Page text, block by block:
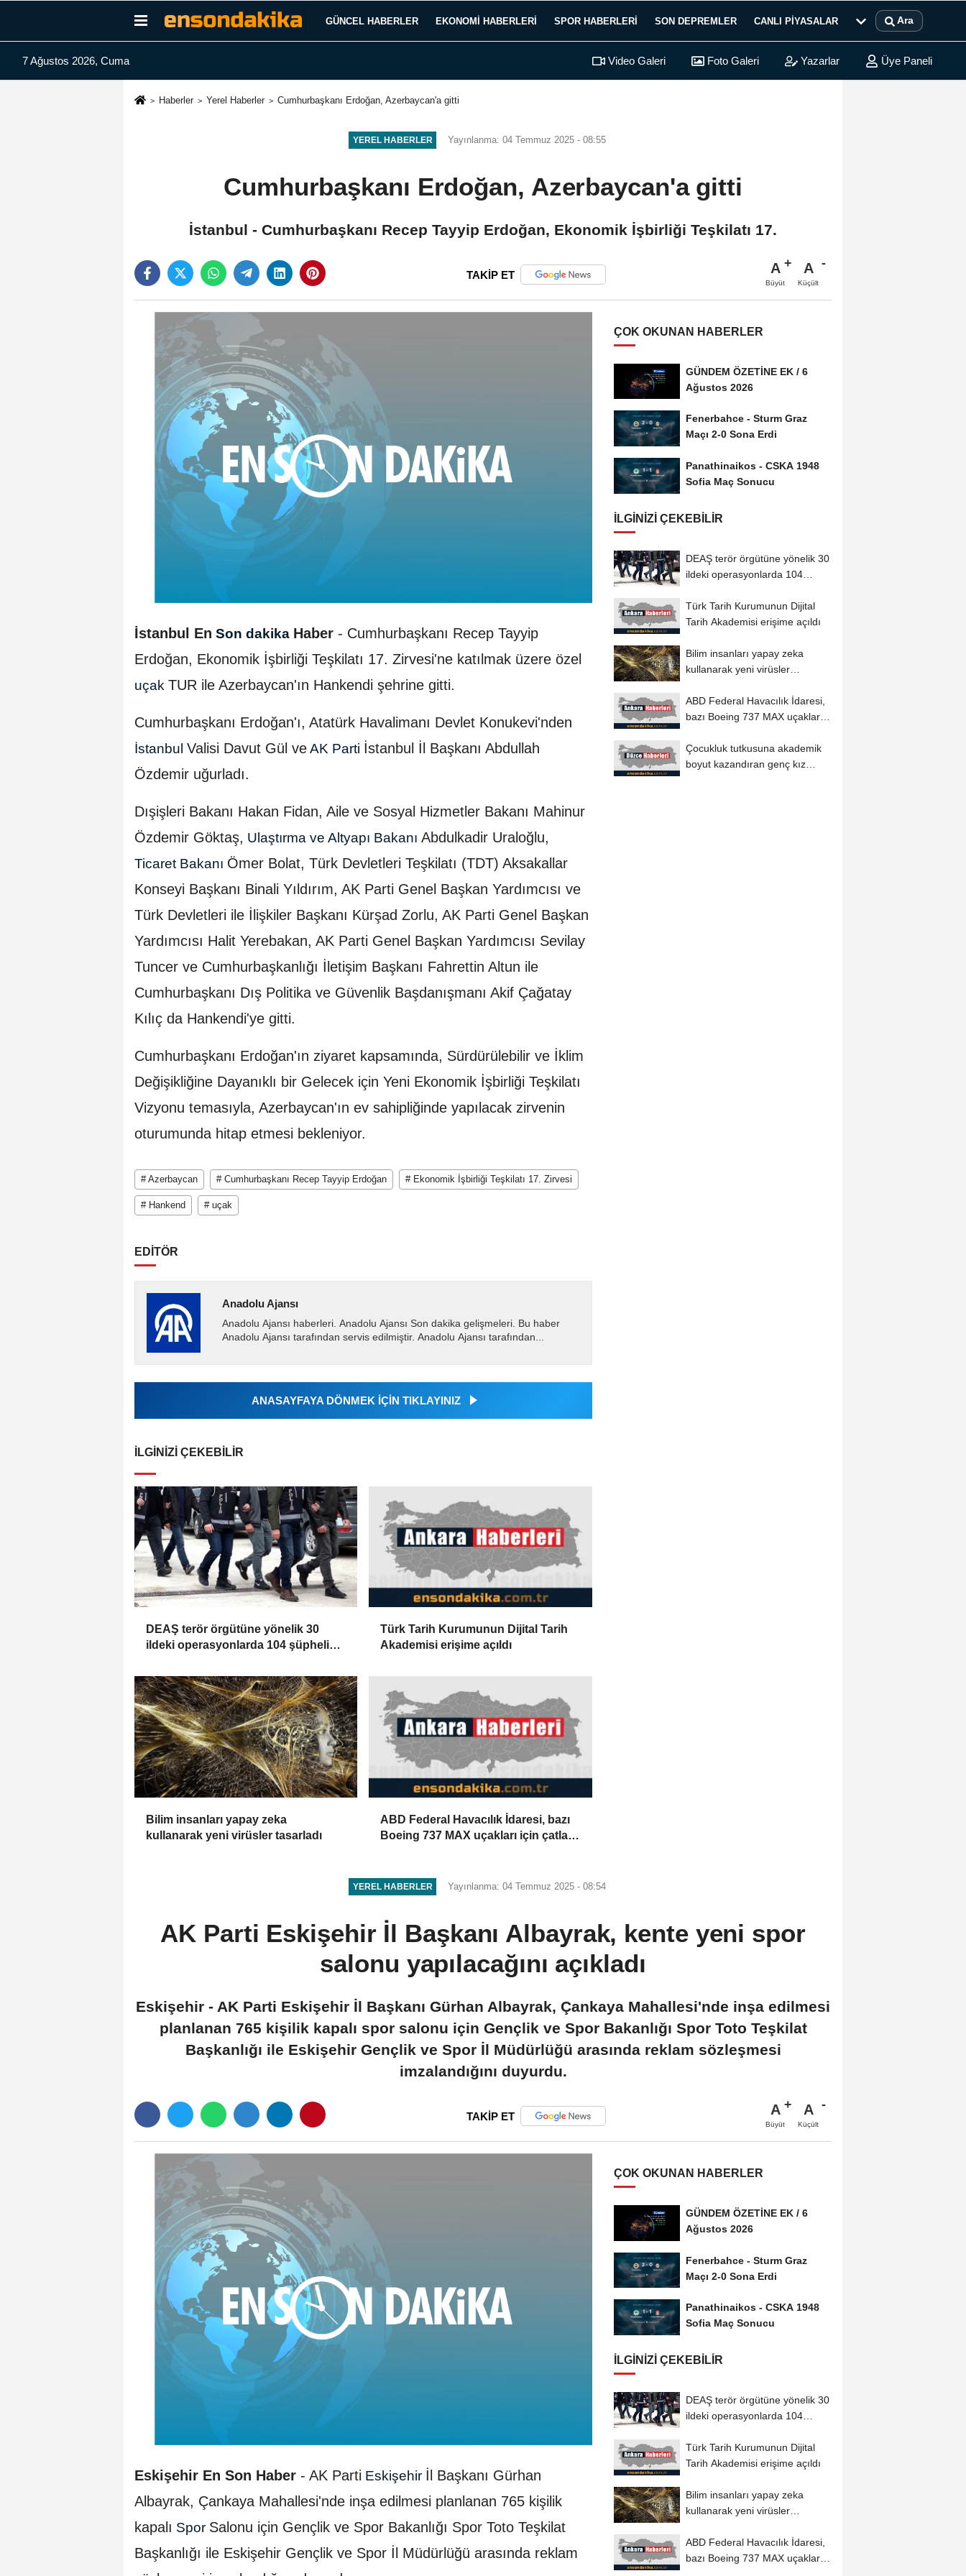
GÜNCEL HABERLER EKONOMI HABERLERI SPOR HABERLERI SON DEPREMLER CANLI PIYASALAR Ara
7 Ağustos 2026, Cuma Video Galeri Foto Galeri Yazarlar Üye Paneli
Haberler Yerel Haberler Cumhurbaşkanı Erdoğan, Azerbaycan'a gitti
YEREL HABERLER Yayınlanma: 04 Temmuz 2025 - 08:55
Cumhurbaşkanı Erdoğan, Azerbaycan'a gitti
İstanbul - Cumhurbaşkanı Recep Tayyip Erdoğan, Ekonomik İşbirliği Teşkilatı 17.
TAKİP ET A
Büyüt
A
Küçült
İstanbul En Son dakika Haber - Cumhurbaşkanı Recep Tayyip
Erdoğan, Ekonomik İşbirliği Teşkilatı 17. Zirvesi'ne katılmak üzere özel
uçak TUR ile Azerbaycan'ın Hankendi şehrine gitti.
Cumhurbaşkanı Erdoğan'ı, Atatürk Havalimanı Devlet Konukevi'nden
İstanbul Valisi Davut Gül veAK Parti İstanbul İl Başkanı Abdullah
Özdemir uğurladı.
Dışişleri Bakanı Hakan Fidan, Aile ve Sosyal Hizmetler Bakanı Mahinur
Özdemir Göktaş, Ulaştırma ve Altyapı Bakanı Abdulkadir Uraloğlu,
Ticaret Bakanı Ömer Bolat, Türk Devletleri Teşkilatı (TDT) Aksakallar
Konseyi Başkanı Binali Yıldırım, AK Parti Genel Başkan Yardımcısı ve
Türk Devletleri ile İlişkiler Başkanı Kürşad Zorlu, AK Parti Genel Başkan
Yardımcısı Halit Yerebakan, AK Parti Genel Başkan Yardımcısı Sevilay
Tuncer ve Cumhurbaşkanlığı İletişim Başkanı Fahrettin Altun ile
Cumhurbaşkanı Dış Politika ve Güvenlik Başdanışmanı Akif Çağatay
Kılıç da Hankendi'ye gitti.
Cumhurbaşkanı Erdoğan'ın ziyaret kapsamında, Sürdürülebilir ve İklim
Değişikliğine Dayanıklı bir Gelecek için Yeni Ekonomik İşbirliği Teşkilatı
Vizyonu temasıyla, Azerbaycan'ın ev sahipliğinde yapılacak zirvenin
oturumunda hitap etmesi bekleniyor.
# Azerbaycan # Cumhurbaşkanı Recep Tayyip Erdoğan # Ekonomik İşbirliği Teşkilatı 17. Zirvesi
# Hankend # uçak
EDİTÖR
Anadolu Ajansı
Anadolu Ajansı haberleri. Anadolu Ajansı Son dakika gelişmeleri. Bu haber
Anadolu Ajansı tarafından servis edilmiştir. Anadolu Ajansı tarafından...
ANASAYFAYA DÖNMEK İÇİN TIKLAYINIZ
İLGINIZI ÇEKEBILIR
DEAŞ terör örgütüne yönelik 30
ildeki operasyonlarda 104 şüpheli
Türk Tarih Kurumunun Dijital Tarih
Akademisi erişime açıldı
Bilim insanları yapay zeka
kullanarak yeni virüsler tasarladı
ABD Federal Havacılık İdaresi, bazı
Boeing 737 MAX uçakları için çatlak
ÇOK OKUNAN HABERLER
GÜNDEM ÖZETİNE EK / 6
Ağustos 2026
Fenerbahce - Sturm Graz
Maçı 2-0 Sona Erdi
Panathinaikos - CSKA 1948
Sofia Maç Sonucu
İLGINIZI ÇEKEBILIR
DEAŞ terör örgütüne yönelik 30
ildeki operasyonlarda 104
Türk Tarih Kurumunun Dijital
Tarih Akademisi erişime açıldı
Bilim insanları yapay zeka
kullanarak yeni virüsler
ABD Federal Havacılık İdaresi,
bazı Boeing 737 MAX uçakları
Çocukluk tutkusuna akademik
boyut kazandıran genç kız
YEREL HABERLER Yayınlanma: 04 Temmuz 2025 - 08:54
AK Parti Eskişehir İl Başkanı Albayrak, kente yeni spor
salonu yapılacağını açıkladı
Eskişehir - AK Parti Eskişehir İl Başkanı Gürhan Albayrak, Çankaya Mahallesi'nde inşa edilmesi
planlanan 765 kişilik kapalı spor salonu için Gençlik ve Spor Bakanlığı Spor Toto Teşkilat
Başkanlığı ile Eskişehir Gençlik ve Spor İl Müdürlüğü arasında reklam sözleşmesi
imzalandığını duyurdu.
TAKİP ET A
Büyüt
A
Küçült
Eskişehir En Son Haber - AK Parti Eskişehir İl Başkanı Gürhan
Albayrak, Çankaya Mahallesi'nde inşa edilmesi planlanan 765 kişilik
kapalı Spor Salonu için Gençlik ve Spor Bakanlığı Spor Toto Teşkilat
Başkanlığı ile Eskişehir Gençlik ve Spor İl Müdürlüğü arasında reklam
ÇOK OKUNAN HABERLER
GÜNDEM ÖZETİNE EK / 6
Ağustos 2026
Fenerbahce - Sturm Graz
Maçı 2-0 Sona Erdi
Panathinaikos - CSKA 1948
Sofia Maç Sonucu
İLGINIZI ÇEKEBILIR
DEAŞ terör örgütüne yönelik 30
ildeki operasyonlarda 104
Türk Tarih Kurumunun Dijital
Tarih Akademisi erişime açıldı
Bilim insanları yapay zeka
kullanarak yeni virüsler
ABD Federal Havacılık İdaresi,
bazı Boeing 737 MAX uçakları